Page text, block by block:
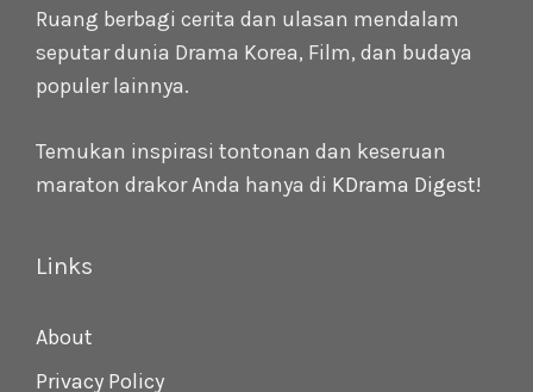
Ruang berbagi cerita dan ulasan mendalam
seputar dunia Drama Korea, Film, dan budaya
populer lainnya.
Temukan inspirasi tontonan dan keseruan
maraton drakor Anda hanya di KDrama Digest!
Links
About
Privacy Policy